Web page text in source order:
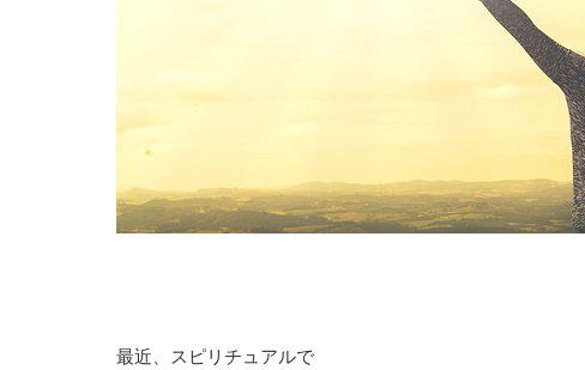
最近、スピリチュアルで